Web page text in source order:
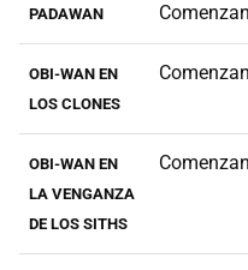
PADAWAN
OBI-WAN EN
LOS CLONES
OBI-WAN EN
LA VENGANZA
DE LOS SITHS